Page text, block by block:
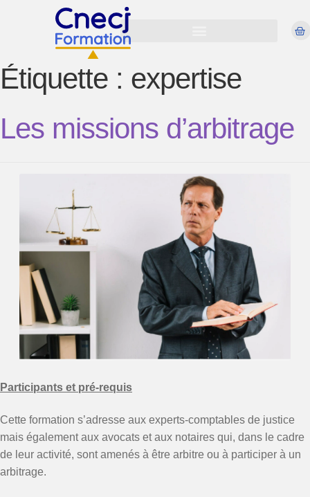
Étiquette : expertise
Les missions d’arbitrage
Participants et pré-requis
Cette formation s’adresse aux experts-comptables de justice
mais également aux avocats et aux notaires qui, dans le cadre
de leur activité, sont amenés à être arbitre ou à participer à un
arbitrage.